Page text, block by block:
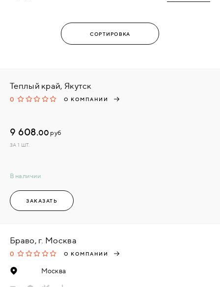
Теплый край, Якутск
0 О КОМПАНИИ
В наличии
9 608.00 руб
ЗА 1 ШТ.
ЗАКАЗАТЬ
Браво, г. Москва
0 О КОМПАНИИ
Москва